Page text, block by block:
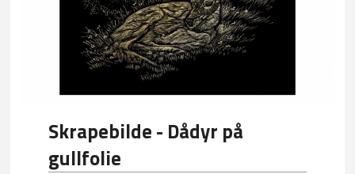
Skrapebilde - Dådyr på
gullfolie